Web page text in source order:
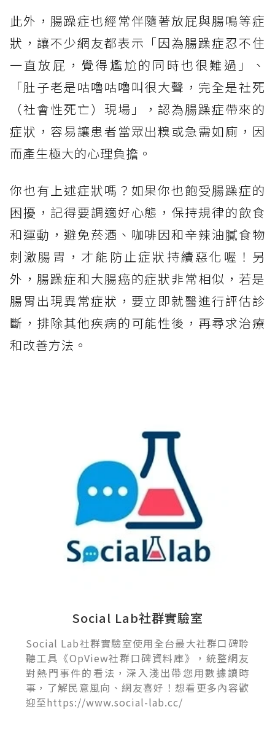
此外，腸躁症也經常伴隨著放屁與腸鳴等症
狀，讓不少網友都表示「因為腸躁症忍不住
一直放屁，覺得尷尬的同時也很難過」、
「肚子老是咕嚕咕嚕叫很大聲，完全是社死
（社會性死亡）現場」，認為腸躁症帶來的
症狀，容易讓患者當眾出糗或急需如廁，因
而產生極大的心理負擔。
你也有上述症狀嗎？如果你也飽受腸躁症的
困擾，記得要調適好心態，保持規律的飲食
和運動，避免菸酒、咖啡因和辛辣油膩食物
刺激腸胃，才能防止症狀持續惡化喔！另
外，腸躁症和大腸癌的症狀非常相似，若是
腸胃出現異常症狀，要立即就醫進行評估診
斷，排除其他疾病的可能性後，再尋求治療
和改善方法。
Social Lab社群實驗室
Social Lab社群實驗室使用全台最大社群口碑聆
聽工具《OpView社群口碑資料庫》，統整網友
對熱門事件的看法，深入淺出帶您用數據讀時
事，了解民意風向、網友喜好！想看更多內容歡
迎至https://www.social-lab.cc/